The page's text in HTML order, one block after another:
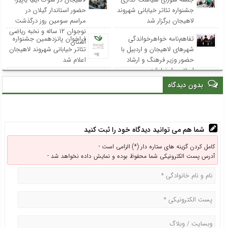
جشنواره تئاتر خیابانی شهروند
لاهیجان برگزار شد
حضور استاندار گیلان در
مراسم سومین روز درگذشت
نوجوان ۱۲ ساله و نخبه ریاضی
استان
تفاهم‌نامه خواهرخواندگی
شهرهای لاهیجان و اردبیل با
حضور وزیر فرهنگ و ارشاد
اسلامی امضا شد
فراخوان پانزدهمین جشنواره
تئاتر خیابانی شهروند لاهیجان
اعلام شد
بدون دیدگاه
شما هم می توانید دیدگاه خود را ثبت کنید
کامل کردن گزینه های ستاره دار (*) الزامی است -
آدرس پست الکترونیکی شما محفوظ بوده و نمایش داده نخواهد شد -